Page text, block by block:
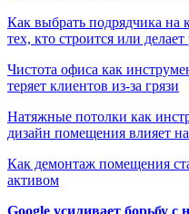
Как выбрать подрядчика на
тех, кто строится или
Чистота офиса как
теряет клиентов из-за грязи
Натяжные потолки как
дизайн помещения влияет
Как демонтаж помещения
активом
Google усиливает борьбу